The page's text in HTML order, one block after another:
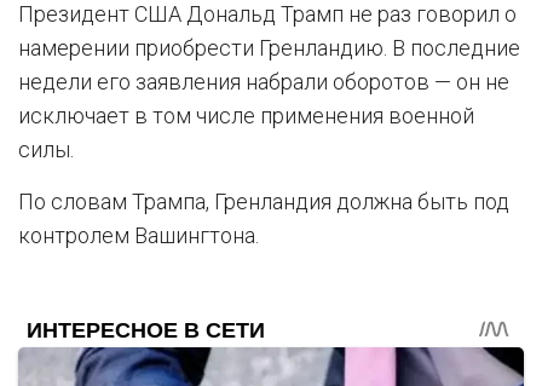
Президент США Дональд Трамп не раз говорил о
намерении приобрести Гренландию. В последние
недели его заявления набрали оборотов — он не
исключает в том числе применения военной
силы.
По словам Трампа, Гренландия должна быть под
контролем Вашингтона.